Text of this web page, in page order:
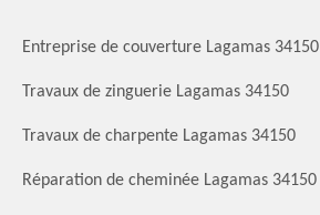
Entreprise de couverture Lagamas 34150
Travaux de zinguerie Lagamas 34150
Travaux de charpente Lagamas 34150
Réparation de cheminée Lagamas 34150